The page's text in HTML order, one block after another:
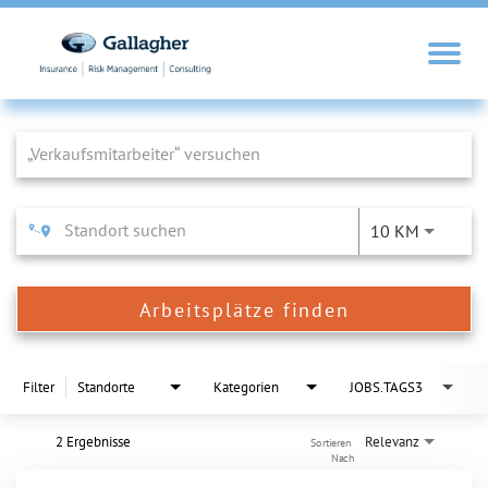
Job Search Page
10 KM
Arbeitsplätze finden
Filter Standorte Kategorien JOBS.TAGS3
2 Ergebnisse Relevanz
Sortieren
Nach